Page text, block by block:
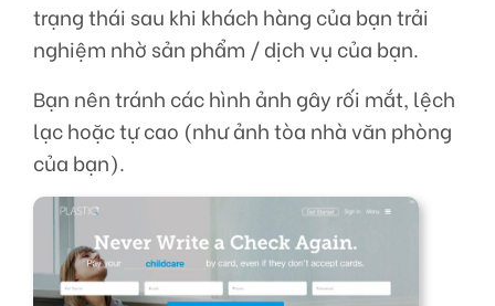
trạng thái sau khi khách hàng của bạn trải
nghiệm nhờ sản phẩm / dịch vụ của bạn.
Bạn nên tránh các hình ảnh gây rối mắt, lệch
lạc hoặc tự cao (như ảnh tòa nhà văn phòng
của bạn).